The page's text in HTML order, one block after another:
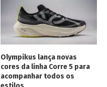
Olympikus lança novas
cores da linha Corre 5 para
acompanhar todos os